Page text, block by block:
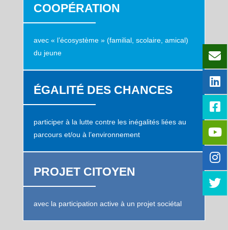
COOPÉRATION
avec « l’écosystème » (familial, scolaire, amical)
du jeune
ÉGALITÉ DES CHANCES
participer à la lutte contre les inégalités liées au
parcours et/ou à l’environnement
PROJET CITOYEN
avec la participation active à un projet sociétal